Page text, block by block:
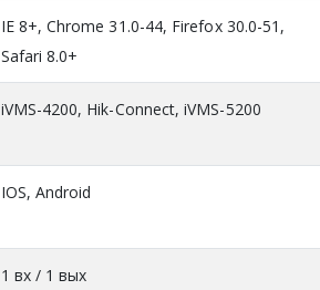
IE 8+, Chrome 31.0-44, Firefox 30.0-51,
Safari 8.0+
iVMS-4200, Hik-Connect, iVMS-5200
IOS, Android
1 вх / 1 вых